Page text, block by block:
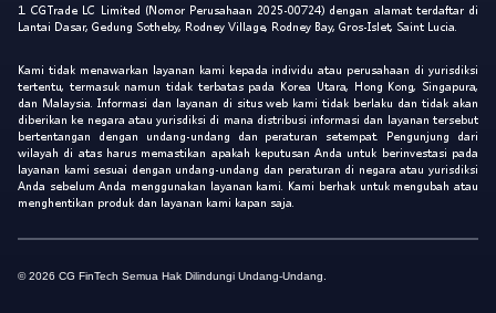
1. CGTrade LC Limited (Nomor Perusahaan 2025-00724) dengan alamat terdaftar di
Lantai Dasar, Gedung Sotheby, Rodney Village, Rodney Bay, Gros-Islet, Saint Lucia.
Kami tidak menawarkan layanan kami kepada individu atau perusahaan di yurisdiksi
tertentu, termasuk namun tidak terbatas pada Korea Utara, Hong Kong, Singapura,
dan Malaysia. Informasi dan layanan di situs web kami tidak berlaku dan tidak akan
diberikan ke negara atau yurisdiksi di mana distribusi informasi dan layanan tersebut
bertentangan dengan undang-undang dan peraturan setempat. Pengunjung dari
wilayah di atas harus memastikan apakah keputusan Anda untuk berinvestasi pada
layanan kami sesuai dengan undang-undang dan peraturan di negara atau yurisdiksi
Anda sebelum Anda menggunakan layanan kami. Kami berhak untuk mengubah atau
menghentikan produk dan layanan kami kapan saja.
© 2026 CG FinTech Semua Hak Dilindungi Undang-Undang.